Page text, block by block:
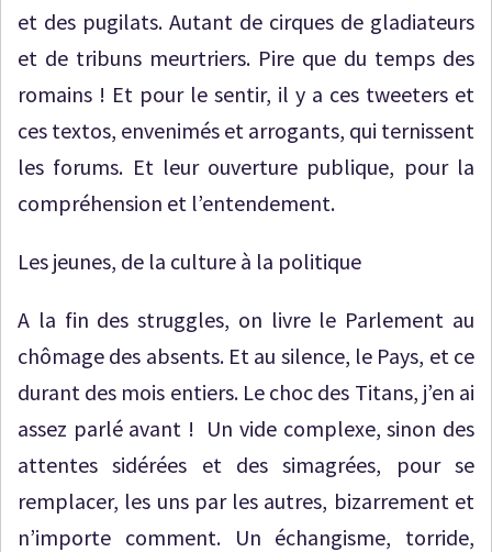
et des pugilats. Autant de cirques de gladiateurs
et de tribuns meurtriers. Pire que du temps des
romains ! Et pour le sentir, il y a ces tweeters et
ces textos, envenimés et arrogants, qui ternissent
les forums. Et leur ouverture publique, pour la
compréhension et l’entendement.
Les jeunes, de la culture à la politique
A la fin des struggles, on livre le Parlement au
chômage des absents. Et au silence, le Pays, et ce
durant des mois entiers. Le choc des Titans, j’en ai
assez parlé avant ! Un vide complexe, sinon des
attentes sidérées et des simagrées, pour se
remplacer, les uns par les autres, bizarrement et
n’importe comment. Un échangisme, torride,